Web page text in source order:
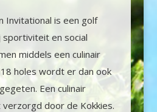
Invitational is een golf
en social
middels een culinair
holes wordt er dan ook
Een culinair
door de Kokkies.